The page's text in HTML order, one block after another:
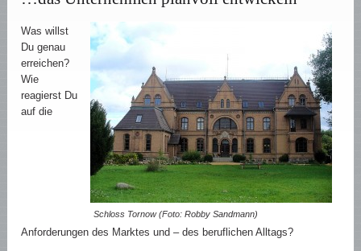
Schloss Tornow (Foto: Robby Sandmann)
Was willst
Du genau
erreichen?
Wie
reagierst Du
auf die
Anforderungen des Marktes und – des beruflichen Alltags?